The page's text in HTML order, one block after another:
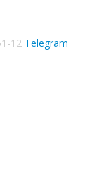
12 Telegram